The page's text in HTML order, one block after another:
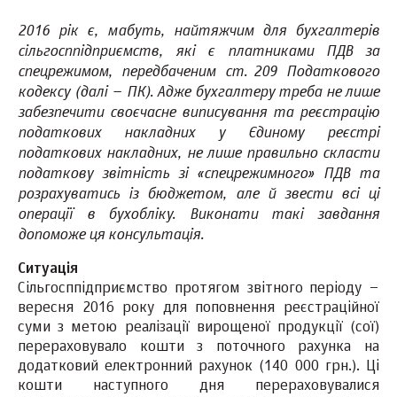
2016 рік є, мабуть, найтяжчим для бухгалтерів
сільгосппідприємств, які є платниками ПДВ за
спецрежимом, передбаченим ст. 209 Податкового
кодексу (далі – ПК). Адже бухгалтеру треба не лише
забезпечити своєчасне виписування та реєстрацію
податкових накладних у Єдиному реєстрі
податкових накладних, не лише правильно скласти
податкову звітність зі «спецрежимного» ПДВ та
розрахуватись із бюджетом, але й звести всі ці
операції в бухобліку. Виконати такі завдання
допоможе ця консультація.
Ситуація
Сільгосппідприємство протягом звітного періоду –
вересня 2016 року для поповнення реєстраційної
суми з метою реалізації вирощеної продукції (сої)
перераховувало кошти з поточного рахунка на
додатковий електронний рахунок (140 000 грн.). Ці
кошти наступного дня перераховувалися